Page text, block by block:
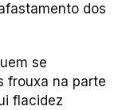
dos
se
frouxa na parte
flacidez